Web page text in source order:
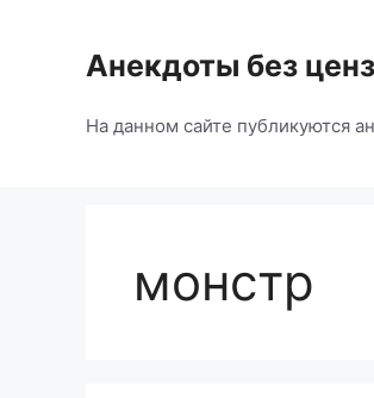
содержимомуАнекдоты без
На данном сайте публикуются
монстр